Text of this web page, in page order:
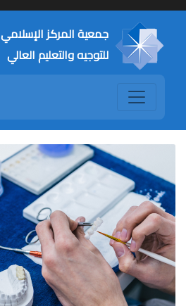
جمعية المركز الإسلامي
للتوجيه والتعليم العالي